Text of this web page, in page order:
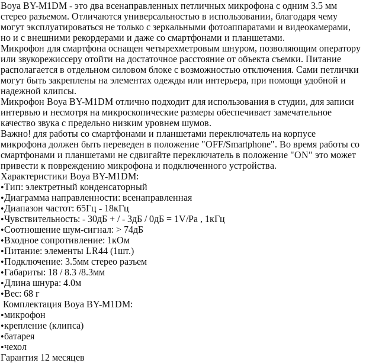
Boya BY-M1DM - это два всенаправленных петличных микрофона с одним 3.5 мм
стерео разъемом. Отличаются универсальностью в использовании, благодаря чему
могут эксплуатироваться не только с зеркальными фотоаппаратами и видеокамерами,
но и с внешними рекордерами и даже со смартфонами и планшетами.
Микрофон для смартфона оснащен четырехметровым шнуром, позволяющим оператору
или звукорежиссеру отойти на достаточное расстояние от объекта съемки. Питание
располагается в отдельном силовом блоке с возможностью отключения. Сами петлички
могут быть закреплены на элементах одежды или интерьера, при помощи удобной и
надежной клипсы.
Микрофон Boya BY-M1DM отлично подходит для использования в студии, для записи
интервью и несмотря на микроскопические размеры обеспечивает замечательное
качество звука с предельно низким уровнем шумов.
Важно! для работы со смартфонами и планшетами переключатель на корпусе
микрофона должен быть переведен в положение "OFF/Smartphone". Во время работы со
смартфонами и планшетами не сдвигайте переключатель в положение "ON" это может
привести к повреждению микрофона и подключенного устройства.
Характеристики Boya BY-M1DM:
•Тип: электретный конденсаторный
•Диаграмма направленности: всенаправленная
•Диапазон частот: 65Гц - 18кГц
•Чувствительность: - 30дБ + / - 3дБ / 0дБ = 1V/Pa , 1кГц
•Соотношение шум-сигнал: > 74дБ
•Входное сопротивление: 1кОм
•Питание: элементы LR44 (1шт.)
•Подключение: 3.5мм стерео разъем
•Габариты: 18 / 8.3 /8.3мм
•Длина шнура: 4.0м
•Вес: 68 г
Комплектация Boya BY-M1DM:
•микрофон
•крепление (клипса)
•батарея
•чехол
Гарантия 12 месяцев